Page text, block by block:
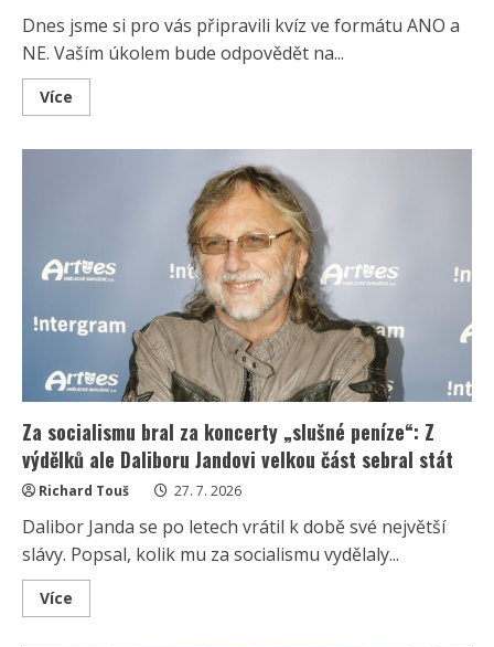
Dnes jsme si pro vás připravili kvíz ve formátu ANO a
NE. Vaším úkolem bude odpovědět na...
Více
more
socialistických
Kdo
získá
10
bodů,
seriály
stále
v
živé
paměti
Za socialismu bral za koncerty „slušné peníze“: Z
výdělků ale Daliboru Jandovi velkou část sebral stát
Richard Touš 27. 7. 2026
Dalibor Janda se po letech vrátil k době své největší
slávy. Popsal, kolik mu za socialismu vydělaly...
Více
more